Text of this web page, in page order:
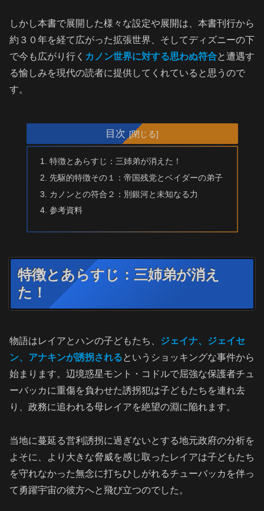
しかし本書で展開した様々な設定や展開は、本書刊行から
約３０年を経て広がった拡張世界、そしてディズニーの下
で今も広がり行く カノン世界に対する思わぬ符合と遭遇す
る愉しみを現代の読者に提供してくれていると思うので
す。
目次
特徴とあらすじ：三姉弟が消えた！
先駆的特徴その１：帝国残党とベイダーの弟子
カノンとの符合２：別銀河と未知なる力
参考資料
特徴とあらすじ：三姉弟が消え
た！
物語はレイアとハンの子どもたち、 ジェイナ、ジェイセ
ン、アナキンが誘拐されるというショッキングな事件から
始まります。辺境惑星モント・コドルで屈強な保護者チュ
ーバッカに重傷を負わせた誘拐犯は子どもたちを連れ去
り、政務に追われる母レイアを絶望の淵に陥れます。
当地に蔓延る営利誘拐に過ぎないとする地元政府の分析を
よそに、より大きな脅威を感じ取ったレイアは子どもたち
を守れなかった無念に打ちひしがれるチューバッカを伴っ
て勇躍宇宙の彼方へと飛び立つのでした。